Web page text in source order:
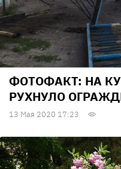
ФОТОФАКТ: НА
РУХНУЛО
13 Мая 2020 17:23